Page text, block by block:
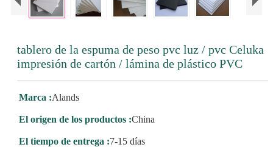
tablero de la espuma de peso pvc luz / pvc Celuka
impresión de cartón / lámina de plástico PVC
Marca :Alands
El origen de los productos :China
El tiempo de entrega :7-15 días